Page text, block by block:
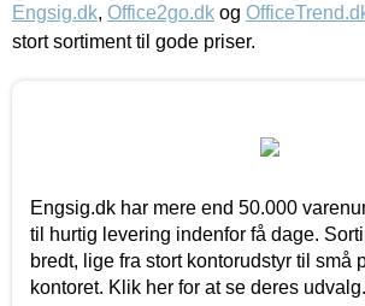
Engsig.dk, Office2go.dk og
stort sortiment til gode priser.
Engsig.dk har mere end 50.000
til hurtig levering indenfor få dage.
bredt, lige fra stort kontorudstyr til små
kontoret. Klik her for at se deres udvalg.